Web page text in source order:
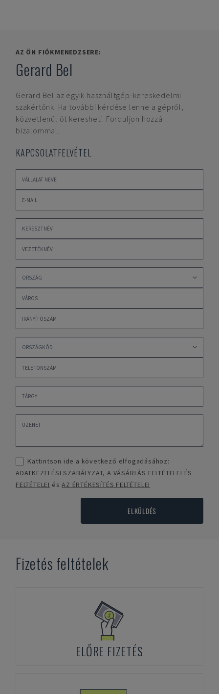
AZ ÖN FIÓKMENEDZSERE:
Gerard Bel
Gerard Bel az egyik használtgép-kereskedelmi
szakértőnk. Ha további kérdése lenne a gépről,
közvetlenül őt keresheti. Forduljon hozzá
bizalommal.
KAPCSOLATFELVÉTEL
Kattintson ide a következő elfogadásához:
ADATKEZELÉSI SZABÁLYZAT,A VÁSÁRLÁS FELTÉTELEI ÉS
FELTÉTELEI ésAZ ÉRTÉKESÍTÉS FELTÉTELEI
ELKÜLDÉS
Fizetés feltételek
ELŐRE FIZETÉS